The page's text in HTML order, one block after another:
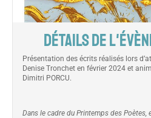
DÉTAILS DE
Présentation des écrits réalisés lors
Denise Tronchet en février 2024 et
Dimitri PORCU.
Dans le cadre du Printemps des Poètes,